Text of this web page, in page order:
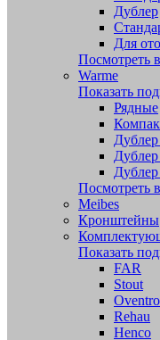
Дублер
Для
Посмотреть
Warme
Показать
Рядные
Дублер
Посмотреть
Meibes
Кронштейны
Показать
FAR
Stout
Rehau
Henco